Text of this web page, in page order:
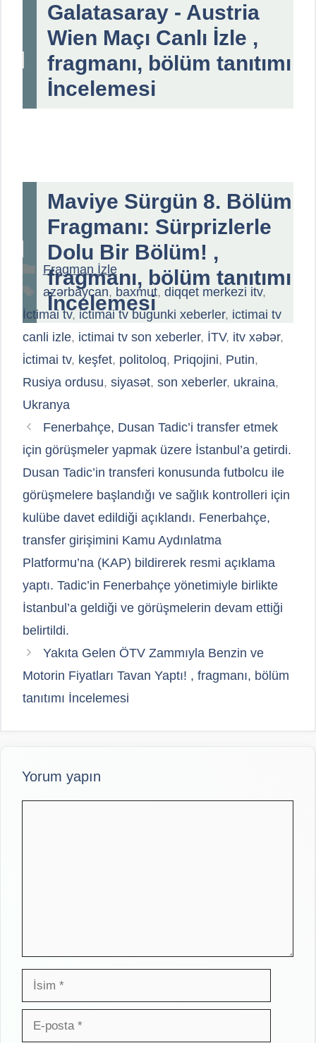
Galatasaray - Austria
Wien Maçı Canlı İzle ,
fragmanı, bölüm tanıtımı
İncelemesi
Maviye Sürgün 8. Bölüm
Fragmanı: Sürprizlerle
Dolu Bir Bölüm! ,
fragmanı, bölüm tanıtımı
İncelemesi
Kategoriler
Fragman İzle
Etiketler
azərbaycan, baxmut, diqqet merkezi itv,
İctimai tv, ictimai tv bugunki xeberler, ictimai tv
canli izle, ictimai tv son xeberler, İTV, itv xəbər,
i̇ctimai tv, keşfet, politoloq, Priqojini, Putin,
Rusiya ordusu, siyasət, son xeberler, ukraina,
Ukranya
Fenerbahçe, Dusan Tadic’i transfer etmek
için görüşmeler yapmak üzere İstanbul’a getirdi.
Dusan Tadic’in transferi konusunda futbolcu ile
görüşmelere başlandığı ve sağlık kontrolleri için
kulübe davet edildiği açıklandı. Fenerbahçe,
transfer girişimini Kamu Aydınlatma
Platformu’na (KAP) bildirerek resmi açıklama
yaptı. Tadic’in Fenerbahçe yönetimiyle birlikte
İstanbul’a geldiği ve görüşmelerin devam ettiği
belirtildi.
Yakıta Gelen ÖTV Zammıyla Benzin ve
Motorin Fiyatları Tavan Yaptı! , fragmanı, bölüm
tanıtımı İncelemesi
Yorum yapın
İsim
posta